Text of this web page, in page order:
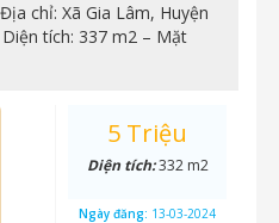
chỉ: Xã Gia Lâm, Huyện
tích: 337 m2 – Mặt
5 Triệu
Diện tích:332 m2
Ngày đăng: 13-03-2024